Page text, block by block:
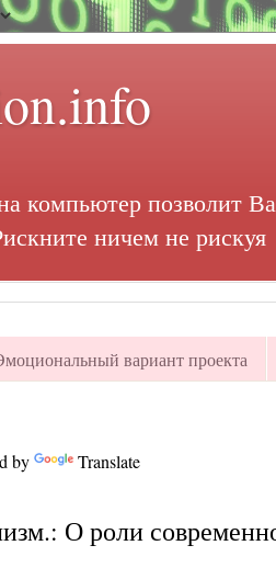
компьютер позволит
ничем не рискуя
вариант проекта
by Translate
О роли